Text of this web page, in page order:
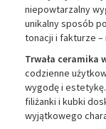
niepowtarzalny
unikalny sposób
tonacji i fakturze –
Trwała ceramika
codzienne
wygodę i
filiżanki i kubki
wyjątkowego